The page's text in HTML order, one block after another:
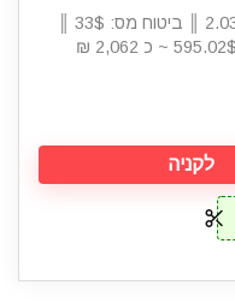
סה"כ לתשלום 595.02$ ~ כ 2,062 ₪
לקניה